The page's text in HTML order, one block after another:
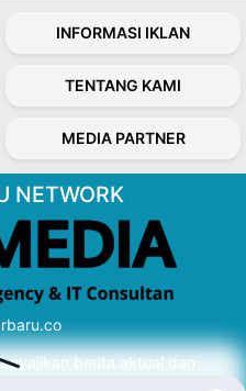
INFORMASI IKLAN
TENTANG KAMI
MEDIA PARTNER
NETWORK
berita aktual dan